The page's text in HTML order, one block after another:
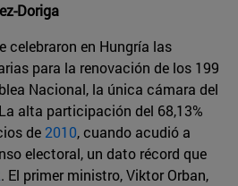
Doriga
celebraron en Hungría las
para la renovación de los 199
Nacional, la única cámara del
alta participación del 68,13%
de 2010, cuando acudió a
electoral, un dato récord que
. El primer ministro, Viktor Orban,